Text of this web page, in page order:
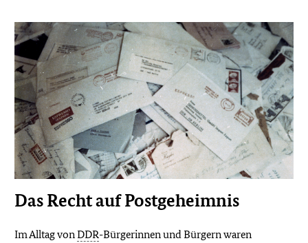
Das Recht auf Postgeheimnis
Im Alltag vonDDR-Bürgerinnen und Bürgern waren